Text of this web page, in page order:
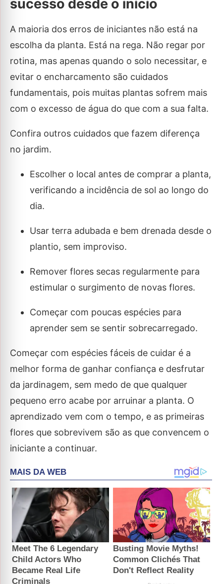
sucesso desde o início
A maioria dos erros de iniciantes não está na
escolha da planta. Está na rega. Não regar por
rotina, mas apenas quando o solo necessitar, e
evitar o encharcamento são cuidados
fundamentais, pois muitas plantas sofrem mais
com o excesso de água do que com a sua falta.
Confira outros cuidados que fazem diferença
no jardim.
Escolher o local antes de comprar a planta,
verificando a incidência de sol ao longo do
dia.
Usar terra adubada e bem drenada desde o
plantio, sem improviso.
Remover flores secas regularmente para
estimular o surgimento de novas flores.
Começar com poucas espécies para
aprender sem se sentir sobrecarregado.
Começar com espécies fáceis de cuidar é a
melhor forma de ganhar confiança e desfrutar
da jardinagem, sem medo de que qualquer
pequeno erro acabe por arruinar a planta. O
aprendizado vem com o tempo, e as primeiras
flores que sobrevivem são as que convencem o
iniciante a continuar.